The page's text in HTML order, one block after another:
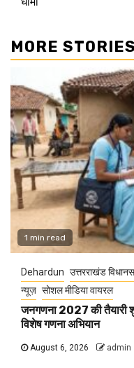
MORE STORIES
1 min read
Dehardun उत्तरराखंड
न्यूज़ सोशल मीडिया वायरल
जनगणना 2027 की तैयारी
विशेष गणना अभियान
August 6, 2026 admin